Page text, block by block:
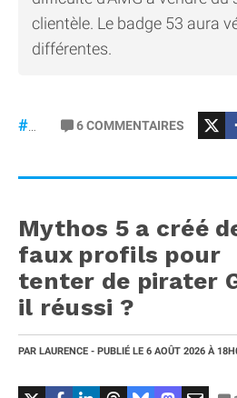
clientèle. Le badge 53 aura
différentes.
#Mercedes
6COMMENTAIRES
Mythos 5 a créé
faux profils pour
tenter de pirater
il réussi ?
PAR LAURENCE - PUBLIÉ LE 6 AOÛT 2026 À